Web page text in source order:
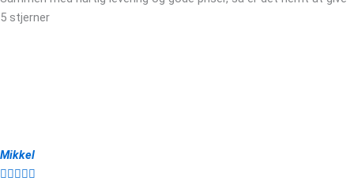
5 stjerner
Mikkel
